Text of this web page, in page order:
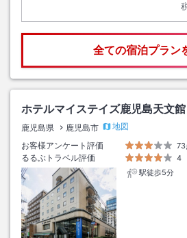
全ての宿泊プラン
ホテルマイステイズ鹿児島天文館
鹿児島県 鹿児島市
地図
お客様アンケート評価
73
るるぶトラベル評価
4
駅徒歩5分